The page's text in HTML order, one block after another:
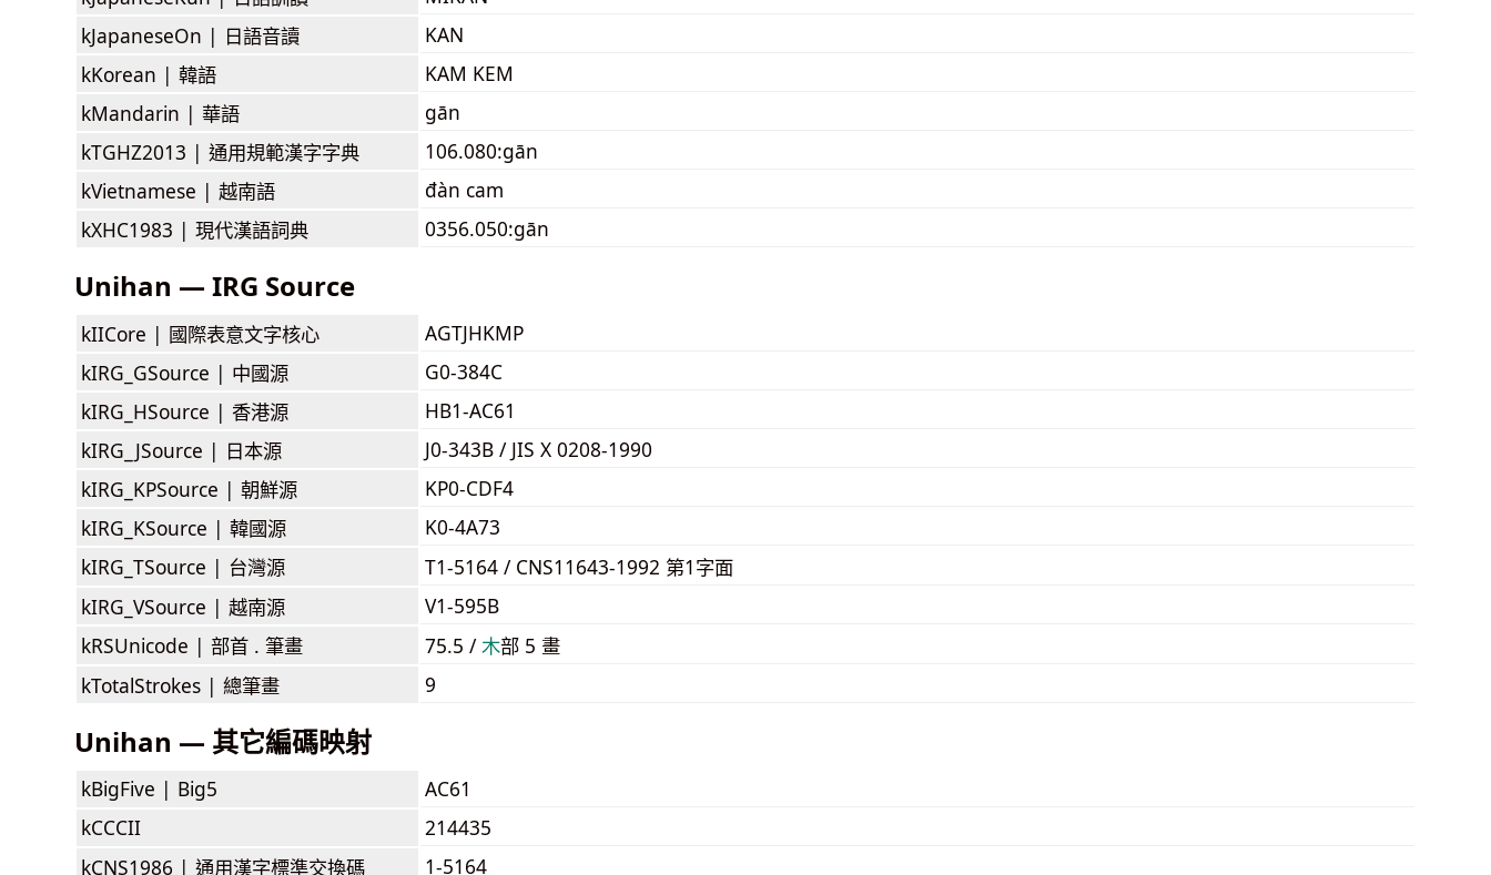
kJapaneseOn | 日語音讀
KAN
kKorean | 韓語
KAM KEM
kMandarin | 華語
gān
kTGHZ2013 | 通用規範漢字字典
106.080:gān
kVietnamese | 越南語
đàn cam
kXHC1983 | 現代漢語詞典 0356.050:gān
Unihan — IRG Source
kIICore | 國際表意文字核心
AGTJHKMP
kIRG_GSource | 中國源
G0-384C
kIRG_HSource | 香港源
HB1-AC61
kIRG_JSource | 日本源
J0-343B / JIS X 0208-1990
kIRG_KPSource | 朝鮮源
KP0-CDF4
kIRG_KSource | 韓國源
K0-4A73
kIRG_TSource | 台灣源
T1-5164 / CNS11643-1992 第1字面
kIRG_VSource | 越南源
V1-595B
kRSUnicode | 部首 . 筆畫 75.5 /⽊部 5 畫
kTotalStrokes | 總筆畫 9
Unihan — 其它編碼映射
kBigFive | Big5
AC61
kCCCII
214435
kCNS1986 | 通用漢字標準交換碼 1-5164